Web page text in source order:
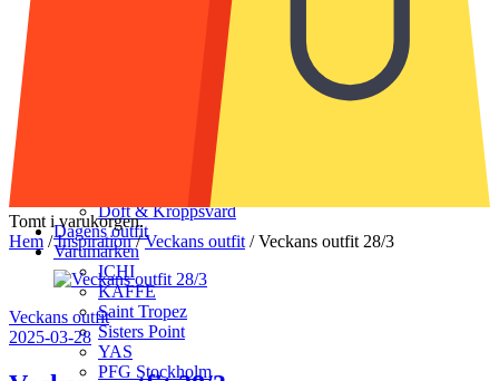
Halsdukar & scarves
Handskar & vantar
Bälten & skärp
Solglasögon
Munskydd
Doft & Kroppsvård
Dagens outfit
Varumärken
ICHI
KAFFE
Saint Tropez
Sisters Point
YAS
PFG Stockholm
Tomt i varukorgen.
Hem /Inspiration/Veckans outfit/Veckans outfit 28/3
Veckans outfit
2025-03-28